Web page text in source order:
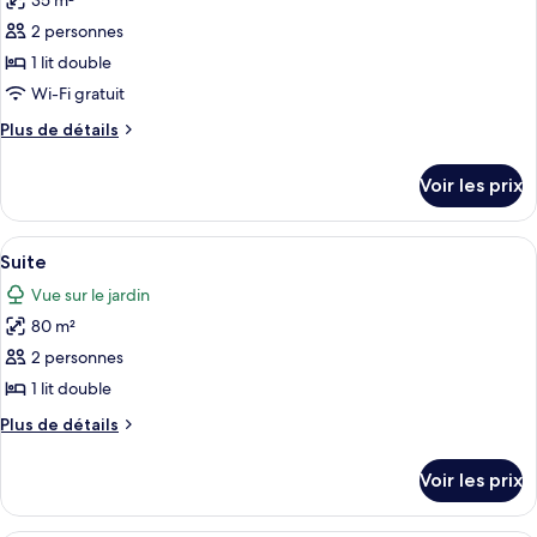
pour
ce
type
chambre :
2 personnes
1 lit double
Wi-Fi gratuit
Plus de détails
Plus
le
type
de
chambre
Chambre
Deluxe
Voir les prix
Afficher
toutes
les
photos
pour
ce
type
de
Suite
Une chambre à coucher avec un lit
5
Suite
Vue sur le jardin
80 m²
2 personnes
1 lit double
Plus de détails
Plus
le
type
Voir les prix